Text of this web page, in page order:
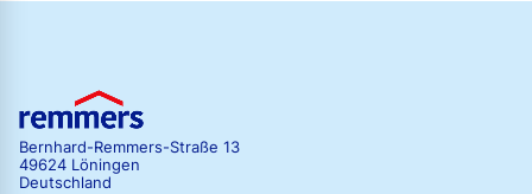
Bernhard-Remmers-Straße 13
49624 Löningen
Deutschland